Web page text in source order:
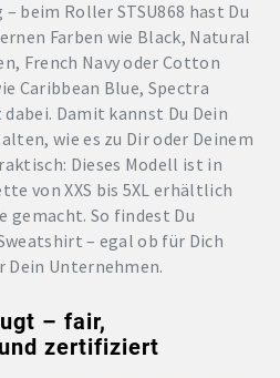
beim Roller STSU868 hast Du
Farben wie Black, Natural
French Navy oder Cotton
Caribbean Blue, Spectra
Damit kannst Du Dein
wie es zu Dir oder Deinem
Dieses Modell ist in
von XXS bis 5XL erhältlich
So findest Du
– egal ob für Dich
Dein Unternehmen.
– fair,
zertifiziert